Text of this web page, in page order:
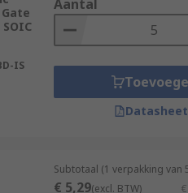
motors, three-phase
and is designed for
DC motors.
Gate
IS
Aantal
Subtotaal (1 verpakking van
€ 5,29(excl. BTW)